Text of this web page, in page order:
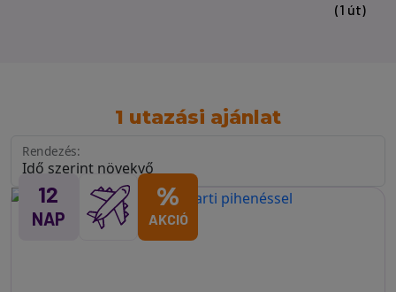
(1 út)
1 utazási ajánlat
Rendezés:
12
NAP
%
AKCIÓ